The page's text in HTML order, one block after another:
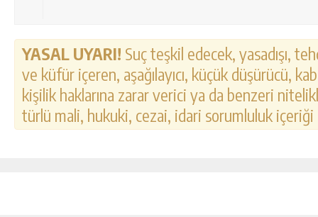
YASAL UYARI! Suç teşkil edecek, yasadışı,
ve küfür içeren, aşağılayıcı, küçük düşürücü,
kişilik haklarına zarar verici ya da benzeri
türlü mali, hukuki, cezai, idari sorumluluk